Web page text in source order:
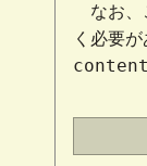
なお
く必要